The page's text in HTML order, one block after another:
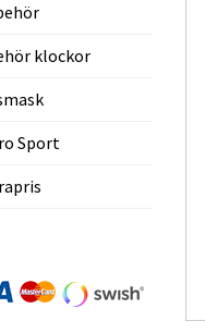
klockor
Sport